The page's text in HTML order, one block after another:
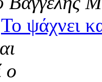
Το ψάχνει